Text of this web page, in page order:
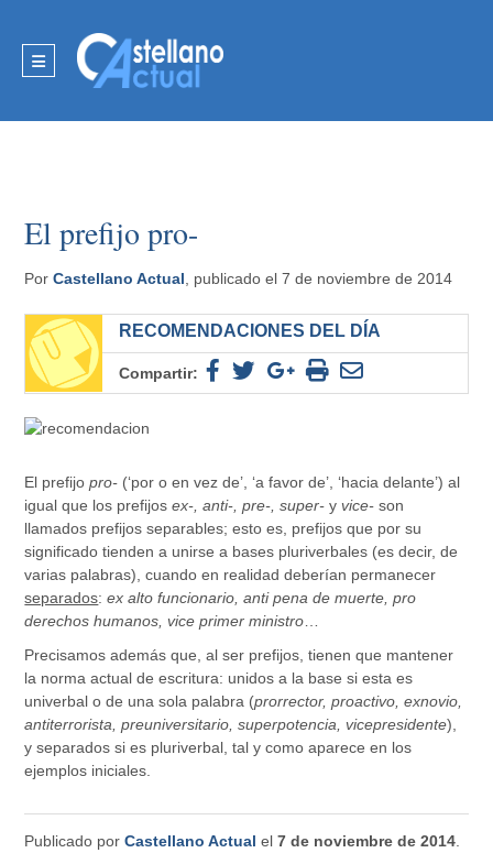
El prefijo pro-
PorCastellano Actual , publicado el 7 de noviembre de 2014
RECOMENDACIONES DEL DÍA
Compartir:
El prefijopro- (‘por o en vez de’, ‘a favor de’, ‘hacia delante’) al
igual que los prefijosex-, anti-, pre-, super- yvice- son
llamados prefijos separables; esto es, prefijos que por su
significado tienden a unirse a bases pluriverbales (es decir, de
varias palabras), cuando en realidad deberían permanecer
separados:ex alto funcionario, anti pena de muerte, pro
derechos humanos, vice primer ministro
Precisamos además que, al ser prefijos, tienen que mantener
la norma actual de escritura: unidos a la base si esta es
univerbal o de una sola palabra (prorrector, proactivo, exnovio,
antiterrorista, preuniversitario, superpotencia, vicepresidente),
y separados si es pluriverbal, tal y como aparece en los
ejemplos iniciales.
Publicado porCastellano Actual el7 de noviembre de 2014